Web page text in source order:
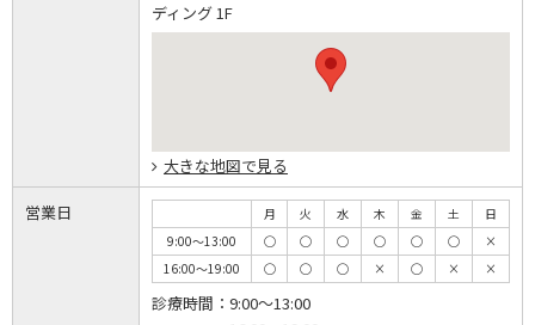
ディング 1F
大きな地図で見る
営業日 月 火 水 木 金 土
日
9:00～13:00
◯ ◯ ◯ ◯ ◯ ◯
×
16:00～19:00
◯ ◯ ◯ × ◯ × ×
診療時間： 9:00～13:00